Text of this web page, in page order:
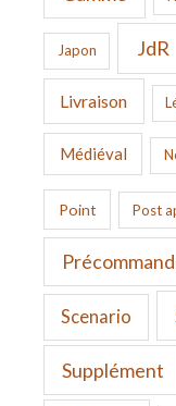
Japon JdR
Livraison
Médiéval
Point Post
Scenario
Supplément